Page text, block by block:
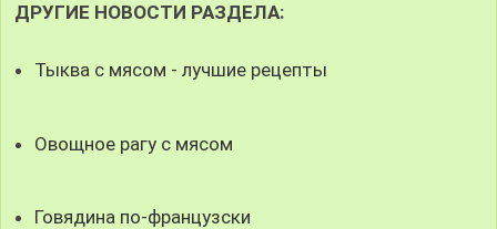
ДРУГИЕ НОВОСТИ РАЗДЕЛА:
Тыква с мясом - лучшие рецепты
Овощное рагу с мясом
Говядина по-французски